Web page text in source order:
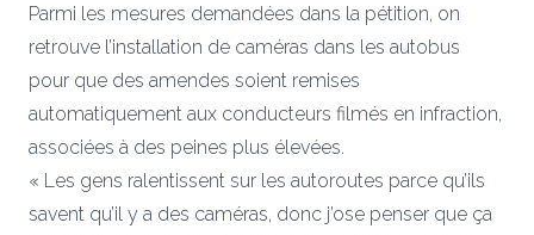
Parmi les mesures demandées dans la pétition, on
retrouve l’installation de caméras dans les autobus
pour que des amendes soient remises
automatiquement aux conducteurs filmés en infraction,
associées à des peines plus élevées.
« Les gens ralentissent sur les autoroutes parce qu’ils
savent qu’il y a des caméras, donc j’ose penser que ça